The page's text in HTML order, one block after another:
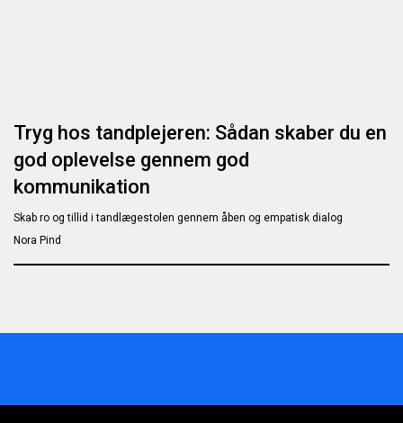
Tryg hos tandplejeren: Sådan skaber du en
god oplevelse gennem god
kommunikation
Skab ro og tillid i tandlægestolen gennem åben og empatisk dialog
Nora Pind